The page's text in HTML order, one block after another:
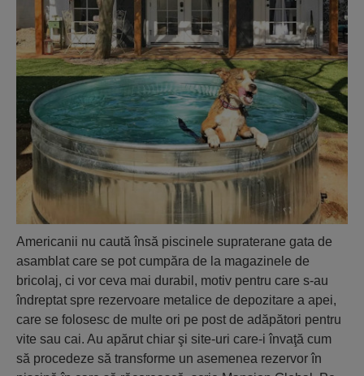
Americanii nu caută însă piscinele supraterane gata de
asamblat care se pot cumpăra de la magazinele de
bricolaj, ci vor ceva mai durabil, motiv pentru care s-au
îndreptat spre rezervoare metalice de depozitare a apei,
care se folosesc de multe ori pe post de adăpători pentru
vite sau cai. Au apărut chiar şi site-uri care-i învaţă cum
să procedeze să transforme un asemenea rezervor în